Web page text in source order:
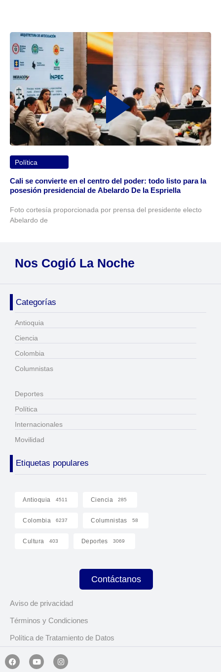
Política
Cali se convierte en el centro del poder: todo listo para la
posesión presidencial de Abelardo De la Espriella
Foto cortesía proporcionada por prensa del presidente electo
Abelardo de
Nos Cogió La Noche
Categorías
Antioquia
Ciencia
Colombia
Columnistas
Deportes
Política
Internacionales
Movilidad
Etiquetas populares
Antioquia 4511 Ciencia 285
Colombia 6237 Columnistas 58
Cultura 403 Deportes 3069
Contáctanos
Aviso de privacidad
Términos y Condiciones
Política de Tratamiento de Datos